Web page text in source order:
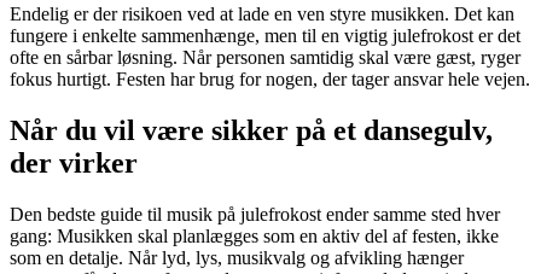
Endelig er der risikoen ved at lade en ven styre musikken. Det kan
fungere i enkelte sammenhænge, men til en vigtig julefrokost er det
ofte en sårbar løsning. Når personen samtidig skal være gæst, ryger
fokus hurtigt. Festen har brug for nogen, der tager ansvar hele vejen.
Når du vil være sikker på et dansegulv,
der virker
Den bedste guide til musik på julefrokost ender samme sted hver
gang: Musikken skal planlægges som en aktiv del af festen, ikke
som en detalje. Når lyd, lys, musikvalg og afvikling hænger